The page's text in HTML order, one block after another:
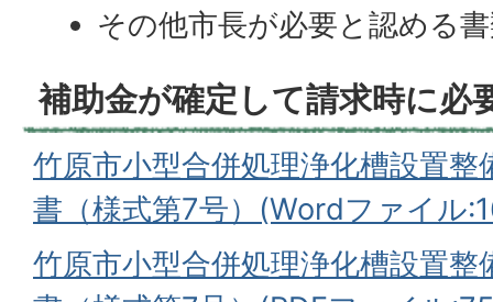
その他市長が必要と認める
補助金が確定して請求時に必
竹原市小型合併処理浄化槽設置整
書（様式第7号）(Wordファイル
竹原市小型合併処理浄化槽設置整